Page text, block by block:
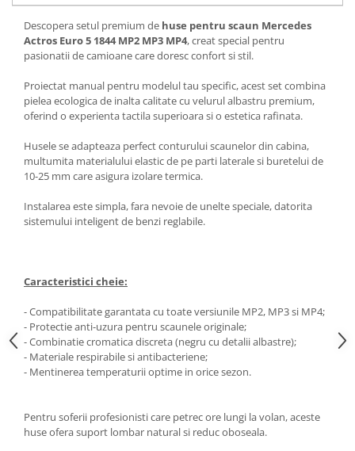
Pompa Spalator Parbriz
Accesorii Camioane
Lampi si Proiectoare Camion
Marcaje si Echipamente de
Siguranta
Echipamente Electrice si
Pneumatice
Uleiuri si Lichide Auto
Aditivi Ulei Motor
Aditivi DPF, Sistem Racire si
Servodirectie
Antigel
Spray Curatare Frane
Lubrifianti si Spray-uri de Curatare
Curatare si Detailing Interior
Descopera setul premium de huse pentru scaun Mercedes
Actros Euro 5 1844 MP2 MP3 MP4, creat special pentru
pasionatii de camioane care doresc confort si stil.
Proiectat manual pentru modelul tau specific, acest set combina
pielea ecologica de inalta calitate cu velurul albastru premium,
oferind o experienta tactila superioara si o estetica rafinata.
Husele se adapteaza perfect conturului scaunelor din cabina,
multumita materialului elastic de pe parti laterale si buretelui de
10-25 mm care asigura izolare termica.
Instalarea este simpla, fara nevoie de unelte speciale, datorita
sistemului inteligent de benzi reglabile.
Caracteristici cheie:
- Compatibilitate garantata cu toate versiunile MP2, MP3 si MP4;
- Protectie anti-uzura pentru scaunele originale;
- Combinatie cromatica discreta (negru cu detalii albastre);
- Materiale respirabile si antibacteriene;
- Mentinerea temperaturii optime in orice sezon.
Pentru soferii profesionisti care petrec ore lungi la volan, aceste
huse ofera suport lombar natural si reduc oboseala.